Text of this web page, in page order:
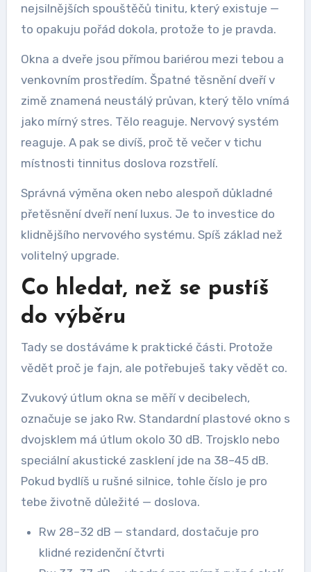
nejsilnějších spouštěčů tinitu, který existuje —
to opakuju pořád dokola, protože to je pravda.
Okna a dveře jsou přímou bariérou mezi tebou a
venkovním prostředím. Špatné těsnění dveří v
zimě znamená neustálý průvan, který tělo vnímá
jako mírný stres. Tělo reaguje. Nervový systém
reaguje. A pak se divíš, proč tě večer v tichu
místnosti tinnitus doslova rozstřelí.
Správná výměna oken nebo alespoň důkladné
přetěsnění dveří není luxus. Je to investice do
klidnějšího nervového systému. Spíš základ než
volitelný upgrade.
Co hledat, než se pustíš
do výběru
Tady se dostáváme k praktické části. Protože
vědět proč je fajn, ale potřebuješ taky vědět co.
Zvukový útlum okna se měří v decibelech,
označuje se jako Rw. Standardní plastové okno s
dvojsklem má útlum okolo 30 dB. Trojsklo nebo
speciální akustické zasklení jde na 38–45 dB.
Pokud bydlíš u rušné silnice, tohle číslo je pro
tebe životně důležité — doslova.
Rw 28–32 dB — standard, dostačuje pro
klidné rezidenční čtvrti